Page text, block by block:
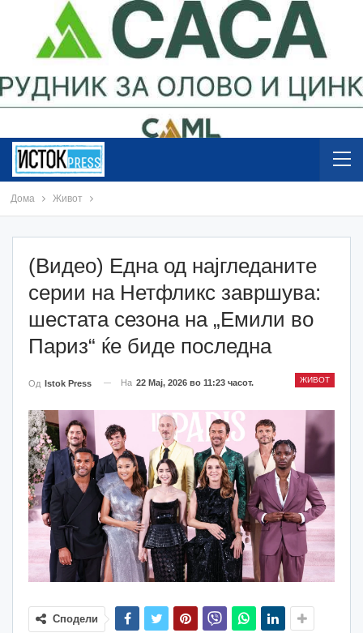
Дома Живот
(Видео) Една од најгледаните
серии на Нетфликс завршува:
шестата сезона на „Емили во
Париз“ ќе биде последна
ЖИВОТ
Од Istok Press На 22 Мај, 2026 во 11:23 часот.
Сподели